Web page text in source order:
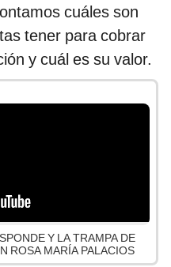
cuáles son
tener para cobrar
y cuál es su valor.
Y LA TRAMPA DE
ROSA MARÍA PALACIOS